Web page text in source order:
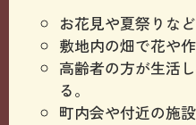
お花見や夏祭りな
敷地内の畑で花や
高齢者の方が生活
る。
町内会や付近の施